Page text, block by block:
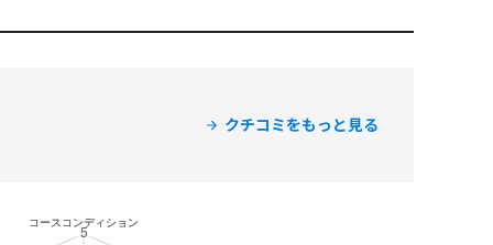
クチコミをもっと見る